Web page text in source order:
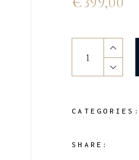
Mothermilk
CATEGORIES:
SHARE: